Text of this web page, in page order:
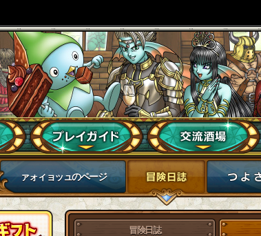
ァォィョッュのページ
冒険日誌